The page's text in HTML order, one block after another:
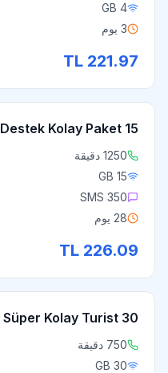
4 GB
3 يوم
221.97
Destek Kolay Paket 15
1250 دقيقة
15 GB
350 SMS
28 يوم
226.09
Süper Kolay Turist 30
750 دقيقة
30 GB